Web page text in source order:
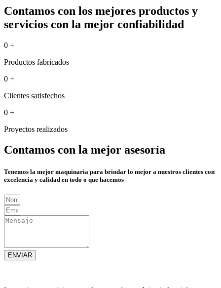
Contamos con los mejores productos y
servicios con la mejor confiabilidad
0 +
Productos fabricados
0 +
Clientes satisfechos
0 +
Proyectos realizados
Contamos con la mejor asesoría
Tenemos la mejor maquinaria para brindar lo mejor a nuestros clientes con
excelencia y calidad en todo o que hacemos
ENVIAR